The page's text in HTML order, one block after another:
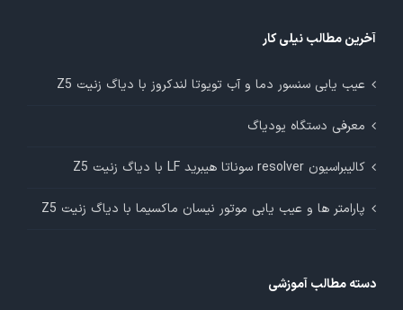
آخرین مطالب نیلی کار
عیب یابی سنسور دما و آب تویوتا لندکروز با دیاگ زنیت Z5
معرفی دستگاه یودیاگ
کالیبراسیون resolver سوناتا هیبرید LF با دیاگ زنیت Z5
پارامتر ها و عیب یابی موتور نیسان ماکسیما با دیاگ زنیت Z5
دسته مطالب آموزشی